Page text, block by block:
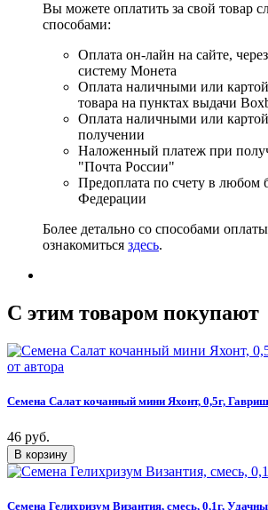
Вы можете оплатить за свой товар
способами:
Оплата он-лайн на сайте,
систему Монета
Оплата наличными или
товара на пунктах выдачи
Оплата наличными или
получении
Наложенный платеж при
"Почта России"
Предоплата по счету в любом
Федерации
Более детально со способами
ознакомиться здесь.
C этим товаром покупают
Семена Салат кочанный мини Яхонт, 0,5г,
46 руб.
Семена Гелихризум Византия, смесь, 0,1г,